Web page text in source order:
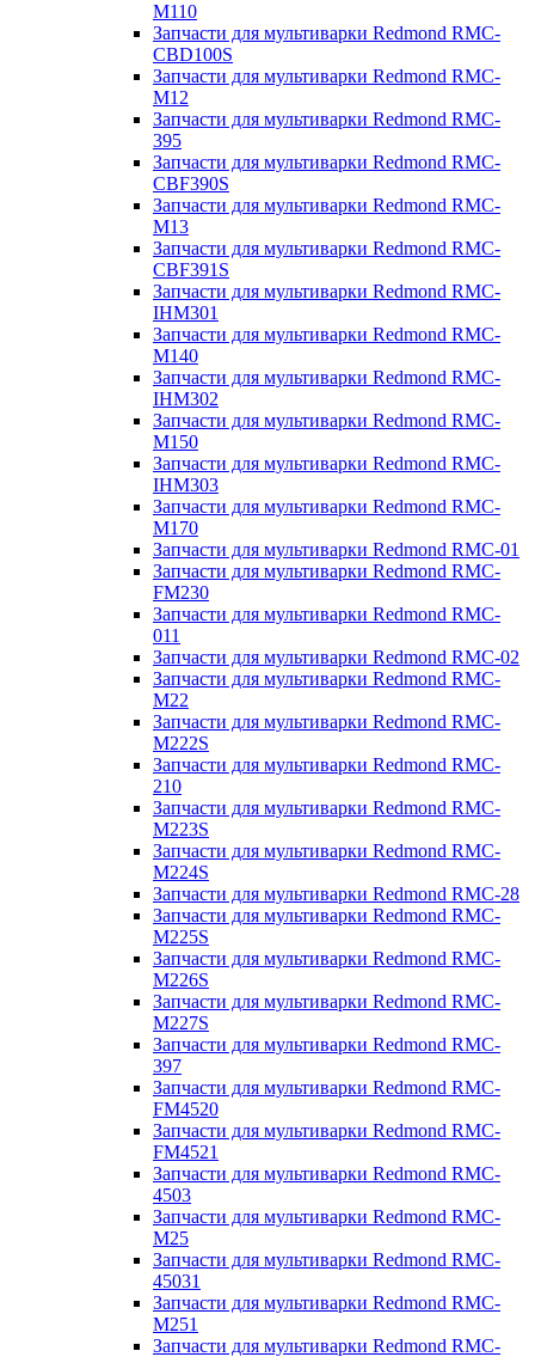
M110
Запчасти для мультиварки Redmond RMC-
CBD100S
Запчасти для мультиварки Redmond RMC-
M12
Запчасти для мультиварки Redmond RMC-
395
Запчасти для мультиварки Redmond RMC-
CBF390S
Запчасти для мультиварки Redmond RMC-
M13
Запчасти для мультиварки Redmond RMC-
CBF391S
Запчасти для мультиварки Redmond RMC-
IHM301
Запчасти для мультиварки Redmond RMC-
M140
Запчасти для мультиварки Redmond RMC-
IHM302
Запчасти для мультиварки Redmond RMC-
M150
Запчасти для мультиварки Redmond RMC-
IHM303
Запчасти для мультиварки Redmond RMC-
M170
Запчасти для мультиварки Redmond RMC-01
Запчасти для мультиварки Redmond RMC-
FM230
Запчасти для мультиварки Redmond RMC-
011
Запчасти для мультиварки Redmond RMC-02
Запчасти для мультиварки Redmond RMC-
M22
Запчасти для мультиварки Redmond RMC-
M222S
Запчасти для мультиварки Redmond RMC-
210
Запчасти для мультиварки Redmond RMC-
M223S
Запчасти для мультиварки Redmond RMC-
M224S
Запчасти для мультиварки Redmond RMC-28
Запчасти для мультиварки Redmond RMC-
M225S
Запчасти для мультиварки Redmond RMC-
M226S
Запчасти для мультиварки Redmond RMC-
M227S
Запчасти для мультиварки Redmond RMC-
397
Запчасти для мультиварки Redmond RMC-
FM4520
Запчасти для мультиварки Redmond RMC-
FM4521
Запчасти для мультиварки Redmond RMC-
4503
Запчасти для мультиварки Redmond RMC-
M25
Запчасти для мультиварки Redmond RMC-
45031
Запчасти для мультиварки Redmond RMC-
M251
Запчасти для мультиварки Redmond RMC-